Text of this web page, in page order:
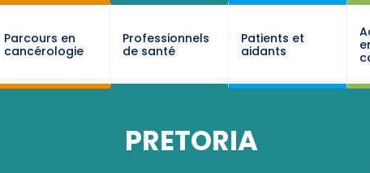
Parcours en
cancérologie
Professionnels
de santé
Patients et
aidants
PRETORIA